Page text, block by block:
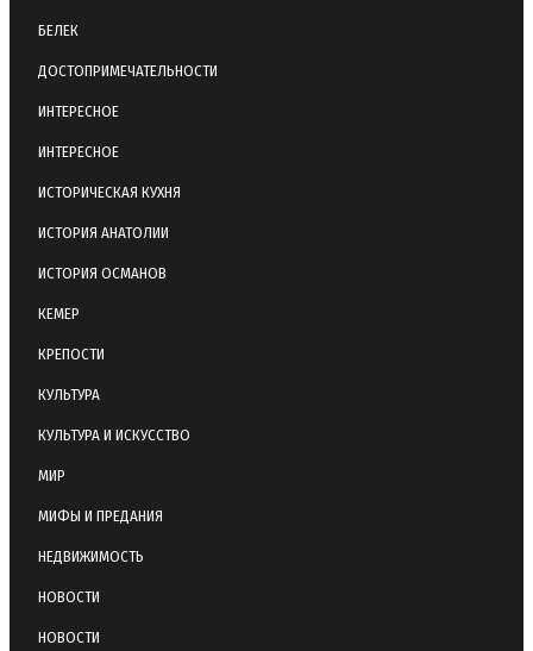
БЕЛЕК
ДОСТОПРИМЕЧАТЕЛЬНОСТИ
ИНТЕРЕСНОЕ
ИНТЕРЕСНОЕ
ИСТОРИЧЕСКАЯ КУХНЯ
ИСТОРИЯ АНАТОЛИИ
ИСТОРИЯ ОСМАНОВ
КЕМЕР
КРЕПОСТИ
КУЛЬТУРА
КУЛЬТУРА И ИСКУССТВО
МИР
МИФЫ И ПРЕДАНИЯ
НЕДВИЖИМОСТЬ
НОВОСТИ
НОВОСТИ